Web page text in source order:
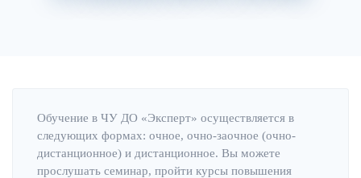
Обучение в ЧУ ДО «Эксперт» осуществляется в
следующих формах: очное, очно-заочное (очно-
дистанционное) и дистанционное. Вы можете
прослушать семинар, пройти курсы повышения